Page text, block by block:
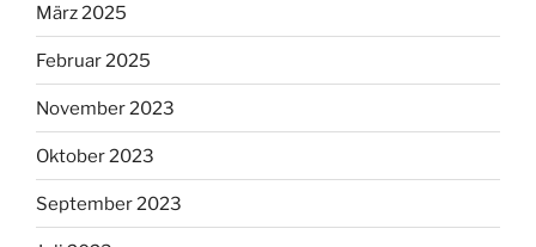
März 2025
Februar 2025
November 2023
Oktober 2023
September 2023